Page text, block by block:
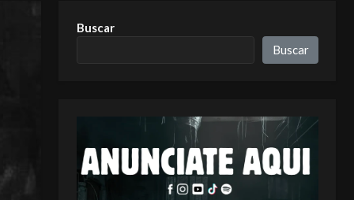
Buscar
Buscar